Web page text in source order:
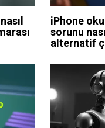
iPhone
sorunu
alternatif